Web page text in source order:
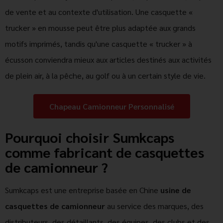
de vente et au contexte d'utilisation. Une casquette «
trucker » en mousse peut être plus adaptée aux grands
motifs imprimés, tandis qu'une casquette « trucker » à
écusson conviendra mieux aux articles destinés aux activités
de plein air, à la pêche, au golf ou à un certain style de vie.
Chapeau Camionneur Personnalisé
Pourquoi choisir Sumkcaps
comme fabricant de casquettes
de camionneur ?
Sumkcaps est une entreprise basée en Chine usine de
casquettes de camionneur au service des marques, des